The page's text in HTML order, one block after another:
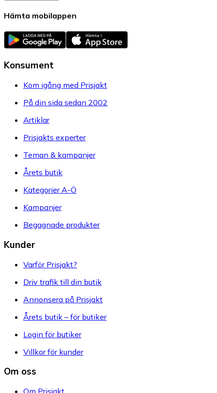
Hämta mobilappen
Konsument
Kom igång med Prisjakt
På din sida sedan 2002
Artiklar
Prisjakts experter
Teman & kampanjer
Årets butik
Kategorier A-Ö
Kampanjer
Begagnade produkter
Kunder
Varför Prisjakt?
Driv trafik till din butik
Annonsera på Prisjakt
Årets butik – för butiker
Login för butiker
Villkor för kunder
Om oss
Om Prisjakt